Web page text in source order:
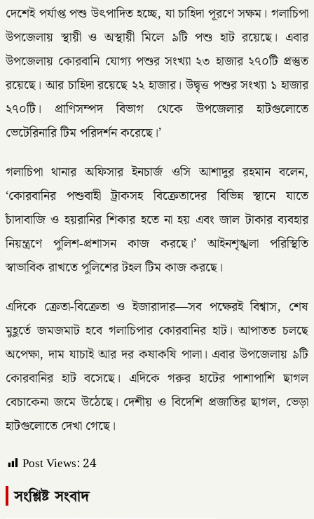
দেশেই পর্যাপ্ত পশু উৎপাদিত হচ্ছে, যা চাহিদা পূরণে সক্ষম। গলাচিপা
উপজেলায় স্থায়ী ও অস্থায়ী মিলে ৯টি পশু হাট রয়েছে। এবার
উপজেলায় কোরবানি যোগ্য পশুর সংখ্যা ২৩ হাজার ২৭০টি প্রস্তুত
রয়েছে। আর চাহিদা রয়েছে ২২ হাজার। উদ্বৃত্ত পশুর সংখ্যা ১ হাজার
২৭০টি। প্রাণিসম্পদ বিভাগ থেকে উপজেলার হাটগুলোতে
ভেটেরিনারি টিম পরিদর্শন করেছে।’
গলাচিপা থানার অফিসার ইনচার্জ ওসি আশাদুর রহমান বলেন,
‘কোরবানির পশুবাহী ট্রাকসহ বিক্রেতাদের বিভিন্ন স্থানে যাতে
চাঁদাবাজি ও হয়রানির শিকার হতে না হয় এবং জাল টাকার ব্যবহার
নিয়ন্ত্রণে পুলিশ-প্রশাসন কাজ করছে।’ আইনশৃঙ্খলা পরিস্থিতি
স্বাভাবিক রাখতে পুলিশের টহল টিম কাজ করছে।
এদিকে ক্রেতা-বিক্রেতা ও ইজারাদার—সব পক্ষেরই বিশ্বাস, শেষ
মুহূর্তে জমজমাট হবে গলাচিপার কোরবানির হাট। আপাতত চলছে
অপেক্ষা, দাম যাচাই আর দর কষাকষি পালা। এবার উপজেলায় ৯টি
কোরবানির হাট বসেছে। এদিকে গরুর হাটের পাশাপাশি ছাগল
বেচাকেনা জমে উঠেছে। দেশীয় ও বিদেশি প্রজাতির ছাগল, ভেড়া
হাটগুলোতে দেখা গেছে।
Post Views: 24
সংশ্লিষ্ট সংবাদ